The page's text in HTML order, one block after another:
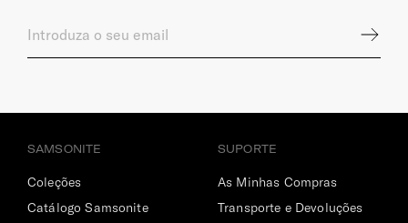
SAMSONITE
Coleções
Catálogo Samsonite
SUPORTE
As Minhas Compras
Transporte e Devoluções